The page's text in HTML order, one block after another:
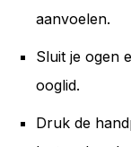
aanvoelen.
Sluit je ogen
ooglid.
Druk de